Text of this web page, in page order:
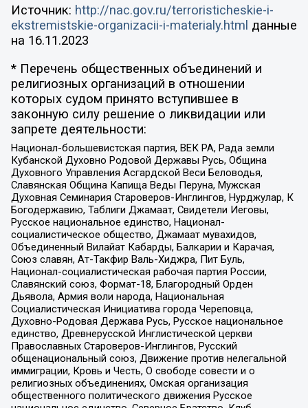
Источник: http://nac.gov.ru/terroristicheskie-i-
ekstremistskie-organizacii-i-materialy.html данные
на 16.11.2023
* Перечень общественных объединений и
религиозных организаций в отношении
которых судом принято вступившее в
законную силу решение о ликвидации или
запрете деятельности:
Национал-большевистская партия, ВЕК РА, Рада земли
Кубанской Духовно Родовой Державы Русь, Община
Духовного Управления Асгардской Веси Беловодья,
Славянская Община Капища Веды Перуна, Мужская
Духовная Семинария Староверов-Инглингов, Нурджулар, К
Богодержавию, Таблиги Джамаат, Свидетели Иеговы,
Русское национальное единство, Национал-
социалистическое общество, Джамаат мувахидов,
Объединенный Вилайат Кабарды, Балкарии и Карачая,
Союз славян, Ат-Такфир Валь-Хиджра, Пит Буль,
Национал-социалистическая рабочая партия России,
Славянский союз, Формат-18, Благородный Орден
Дьявола, Армия воли народа, Национальная
Социалистическая Инициатива города Череповца,
Духовно-Родовая Держава Русь, Русское национальное
единство, Древнерусской Инглистической церкви
Православных Староверов-Инглингов, Русский
общенациональный союз, Движение против нелегальной
иммиграции, Кровь и Честь, О свободе совести и о
религиозных объединениях, Омская организация
общественного политического движения Русское